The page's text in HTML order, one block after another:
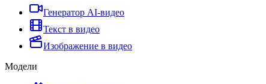
Генератор AI-видео
Текст в видео
Изображение в видео
Модели